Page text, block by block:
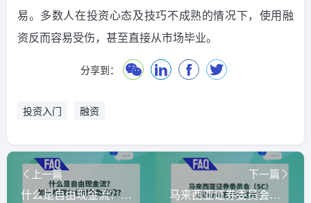
易。多数人在投资心态及技巧不成熟的情况下，使用融
资反而容易受伤，甚至直接从市场毕业。
分享到：
投资入门 融资
上一篇
什么是自由现金流？如何检视企业财务稳定度？
下一篇
马来西亚证券委员会（SC）与Bursa有什么区别？